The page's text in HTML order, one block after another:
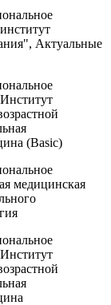
Актуальные
(Basic)
медицинская